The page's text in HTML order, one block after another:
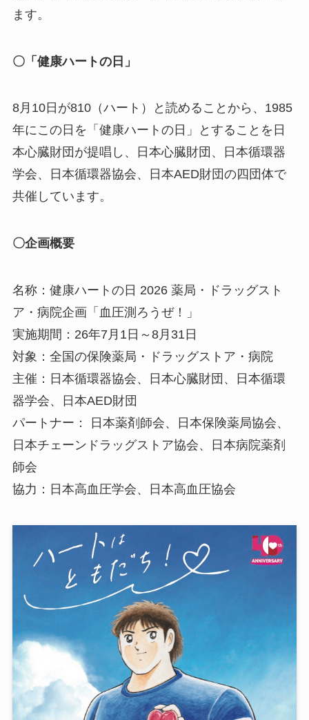
ます。
〇「健康ハートの日」
8月10日が810（ハート）と読めることから、1985
年にこの日を「健康ハートの日」とすることを日
本心臓財団が提唱し、日本心臓財団、日本循環器
学会、日本循環器協会、日本AED財団の四団体で
共催しています。
〇企画概要
名称：健康ハートの日 2026 薬局・ドラッグスト
ア・病院企画「血圧測ろうぜ！」
実施期間：26年7月1日～8月31日
対象：全国の保険薬局・ドラッグストア・病院
主催：日本循環器協会、日本心臓財団、日本循環
器学会、日本AED財団
パートナー： 日本薬剤師会、日本保険薬局協会、
日本チェーンドラッグストア協会、日本病院薬剤
師会
協力：日本高血圧学会、日本高血圧協会